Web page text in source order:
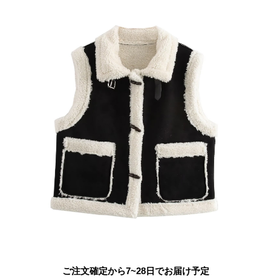
ご注文確定から7~28日でお届け予定